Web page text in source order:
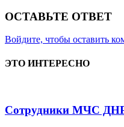
ОСТАВЬТЕ ОТВЕТ
Войдите, чтобы оставить
ЭТО ИНТЕРЕСНО
Сотрудники МЧС ДНР